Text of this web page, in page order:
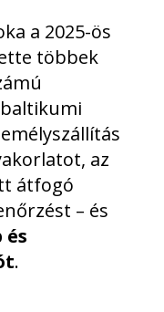
a 2025-ös
többek
az
átfogó
– és
és
.